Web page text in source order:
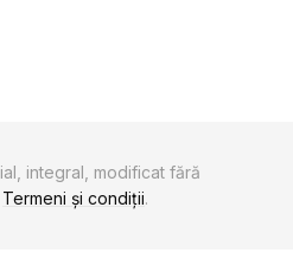
integral, modificat fără
Termeni și condiții.